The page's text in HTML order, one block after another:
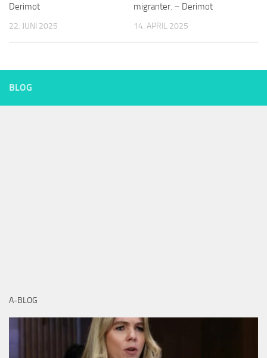
Derimot
22. JUNI 2025
migranter. – Derimot
14. APRIL 2025
BLOG
A-BLOG